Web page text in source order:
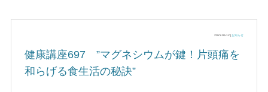
2023.06.12 |お知らせ
健康講座697 ”マグネシウムが鍵！片頭痛を
和らげる食生活の秘訣”